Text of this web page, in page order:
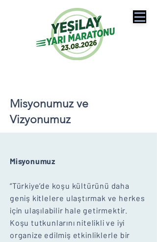
Misyonumuz ve
Vizyonumuz
Misyonumuz
“Türkiye’de koşu kültürünü daha
geniş kitlelere ulaştırmak ve herkes
için ulaşılabilir hale getirmektir.
Koşu tutkunlarını nitelikli ve iyi
organize edilmiş etkinliklerle bir